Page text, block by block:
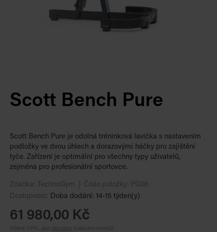
Scott Bench Pure
Scott Bench Pure je odolná tréninková lavička s nastavením
podložky ve dvou úhlech a dorazovými háčky pro zajištění
tyče. Zařízení je optimální pro všechny typy uživatelů,
zejména pro profesionální sportovce.
Značka: TechnoGym Číslo položky:
PG06
Dostupnost: Doba dodání: 14-15 týden(y)
61 980,00 Kč
Včetně DPH., plus doručení Exkluzivní montáž.